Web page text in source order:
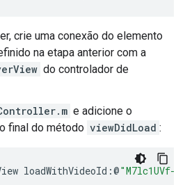
crie uma conexão do elemento
na etapa anterior com a
do controlador de
e adicione o
final do método viewDidLoad :
loadWithVideoId :@"M7lc1UVf-